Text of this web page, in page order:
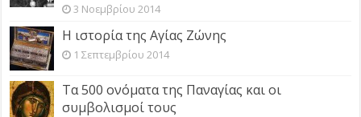
3 Νοεμβρίου 2014
Η ιστορία της Αγίας Ζώνης
1 Σεπτεμβρίου 2014
Τα 500 ονόματα της Παναγίας και οι
συμβολισμοί τους